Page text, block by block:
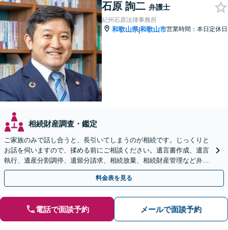
石原 詢二 弁護士
紀州石原法律事務所
和歌山県|和歌山市営業時間：本日定休日
相続財産調査・鑑定
ご家族のみで話し合うと、長引いてしまうのが相続です。じっくりと
お話を伺いますので、揉める前にご相談ください。遺言書作成、遺言
執行、遺産分割調停、遺留分請求、相続放棄、相続財産管理など弁護
士にお任せください。【女性スタッフ在籍】
料金表を見る
電話で面談予約 メールで面談予約